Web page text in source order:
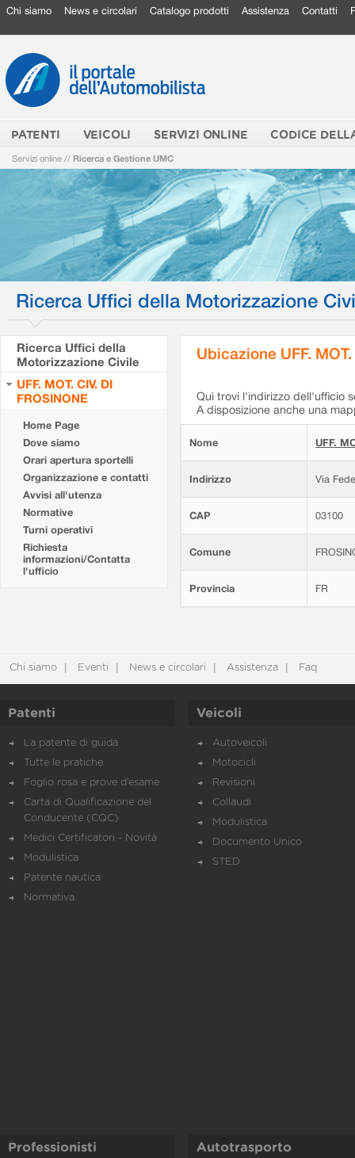
Chi siamo News e circolari Catalogo prodotti Assistenza Contatti
PATENTI VEICOLI SERVIZI ONLINE CODICE
Servizi online // Ricerca e Gestione UMC
Ricerca Uffici della Motorizzazione
Ricerca Uffici della
Motorizzazione Civile
UFF. MOT. CIV. DI
FROSINONE
Home Page
Dove siamo
Orari apertura sportelli
Organizzazione e contatti
Avvisi all'utenza
Normative
Turni operativi
Richiesta
informazioni/Contatta
l'ufficio
Ubicazione UFF.
Qui trovi l'indirizzo dell'ufficio
A disposizione anche una
Nome UFF.
Indirizzo Via
CAP 03100
Comune
Provincia FR
Chi siamo Eventi News e circolari Assistenza Faq
Patenti
La patente di guida
Tutte le pratiche
Foglio rosa e prove d’esame
Carta di Qualificazione del
Conducente (CQC)
Medici Certificatori - Novità
Modulistica
Patente nautica
Normativa
Veicoli
Autoveicoli
Motocicli
Revisioni
Collaudi
Modulistica
Documento Unico
STED
Professionisti Autotrasporto